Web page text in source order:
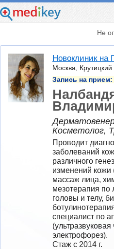
Не
Новоклиник на
Москва,
Запись на прием:
Косметолог,
Проводит
заболеваний
различного
изменений
массаж лица,
мезотерапия по
головы и телу,
специалист по
электрофорез).
Стаж с 2014 г.